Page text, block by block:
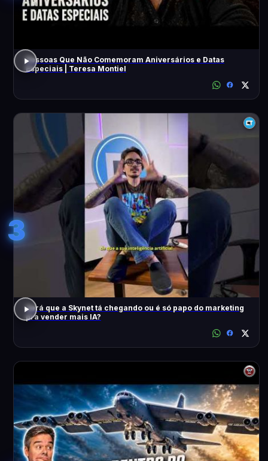
Pessoas Que Não Comemoram Aniversários e Datas
Especiais | Teresa Montiel
3
Será que a Skynet tá chegando ou é só papo do marketing
pra vender mais IA?